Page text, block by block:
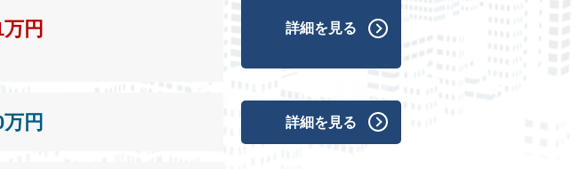
円 詳細を見る
円 詳細を見る